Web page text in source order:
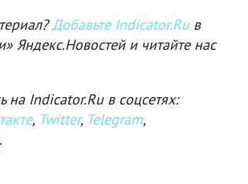
Добавьте Indicator.Ruв
Яндекс.Новостей и читайте нас
на Indicator.Ru в соцсетях:
, Twitter, Telegram,
.